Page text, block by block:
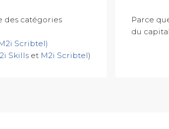
des catégories
Scribtel)
Skillset M2i Scribtel)
Parce
du